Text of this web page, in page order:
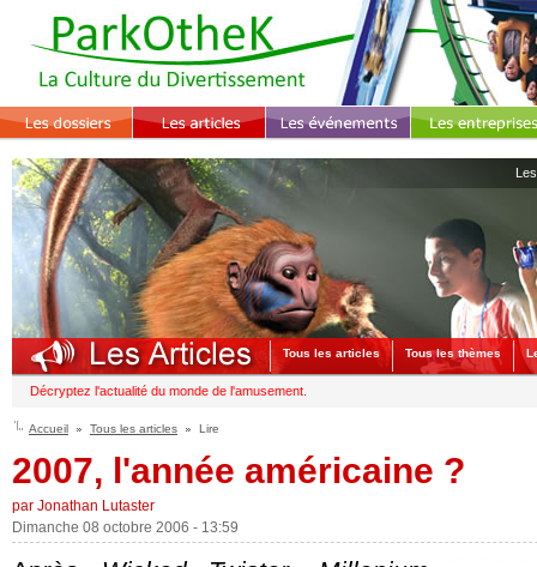
Tous les articles Tous les thèmes
Décryptez l'actualité du monde de l'amusement.
Accueil Tous les articles Lire
2007, l'année américaine ?
par Jonathan Lutaster
Dimanche 08 octobre 2006 - 13:59